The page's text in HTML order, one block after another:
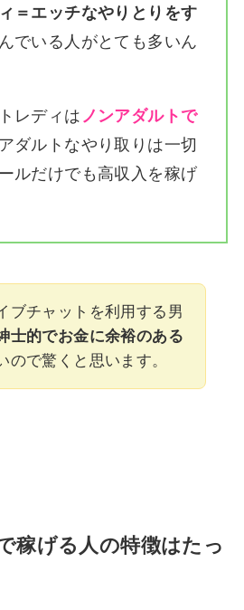
＝エッチなやりとりをす
でいる人がとても多いん
レディは ノンアダルトで
ダルトなやり取りは一切
ルだけでも高収入を稼げ
ブチャットを利用する男
士的でお金に余裕のある
ので驚くと思います。
稼げる人の特徴はたっ